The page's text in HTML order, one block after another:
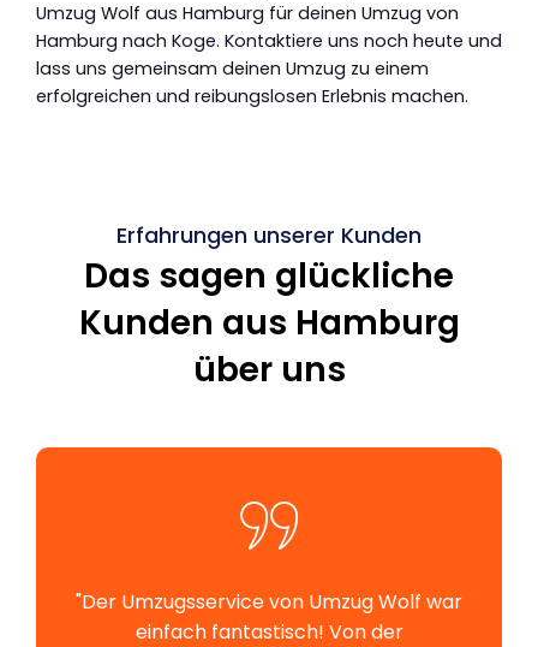
Umzug Wolf aus Hamburg für deinen Umzug von
Hamburg nach Koge. Kontaktiere uns noch heute und
lass uns gemeinsam deinen Umzug zu einem
erfolgreichen und reibungslosen Erlebnis machen.
Erfahrungen unserer Kunden
Das sagen glückliche
Kunden aus Hamburg
über uns
"Der Umzugsservice von Umzug Wolf war
einfach fantastisch! Von der